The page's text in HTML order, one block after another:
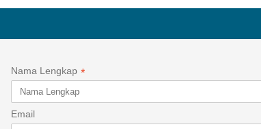
Nama Lengkap *
Email